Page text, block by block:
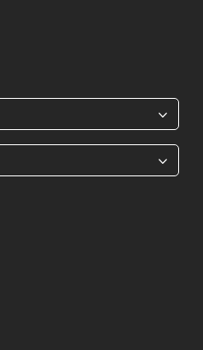
₺ TRY